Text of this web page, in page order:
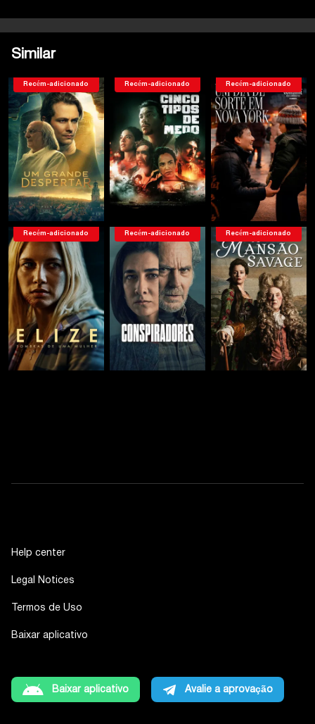
Similar
Recém-adicionado Recém-adicionado Recém-adicionado
Recém-adicionado Recém-adicionado Recém-adicionado
Help center
Legal Notices
Termos de Uso
Baixar aplicativo
Baixar aplicativo Avalie a aprovação